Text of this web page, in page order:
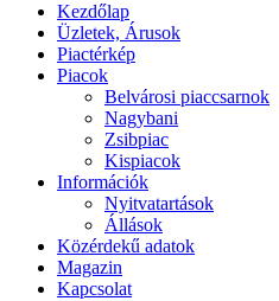
Kezdőlap
Üzletek, Árusok
Piactérkép
Piacok
Belvárosi piaccsarnok
Nagybani
Zsibpiac
Kispiacok
Információk
Nyitvatartások
Állások
Közérdekű adatok
Magazin
Kapcsolat